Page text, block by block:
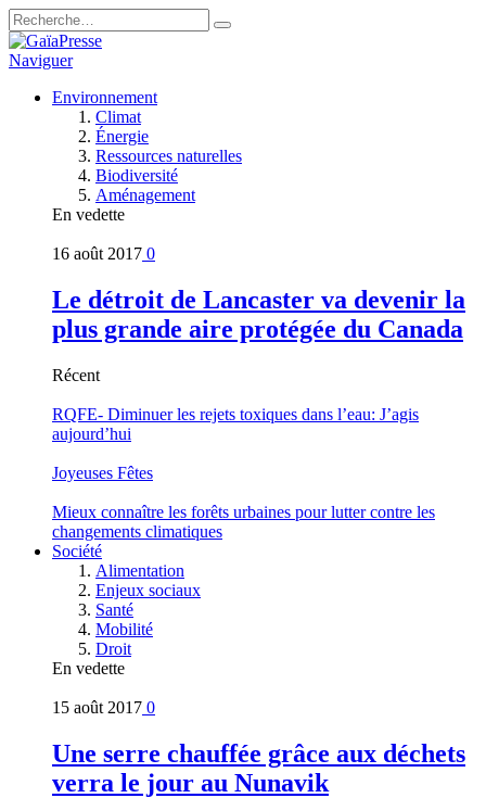
Naviguer
Environnement
Climat
Énergie
Ressources naturelles
Biodiversité
Aménagement
En vedette
16 août 2017 0
Le détroit de Lancaster va devenir la
plus grande aire protégée du Canada
Récent
RQFE- Diminuer les rejets toxiques dans l’eau: J’agis
aujourd’hui
Joyeuses Fêtes
Mieux connaître les forêts urbaines pour lutter contre les
changements climatiques
Société
Alimentation
Enjeux sociaux
Santé
Mobilité
Droit
En vedette
15 août 2017 0
Une serre chauffée grâce aux déchets
verra le jour au Nunavik